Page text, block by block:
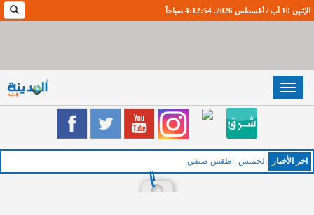
الإثنين 10 آب / أغسطس 2026. 4:12:55 صباحاً
Toggle
navigation
اخر اﻷخبار الخميس : طقس صيفي معتدل ا